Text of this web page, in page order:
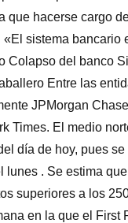
que hacerse cargo
sistema bancario
Colapso del banco
Entre las
JPMorgan
Times. El medio
día de hoy, pues
lunes . Se estima
superiores a los
en la que el